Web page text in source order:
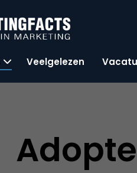
Veelgelezen